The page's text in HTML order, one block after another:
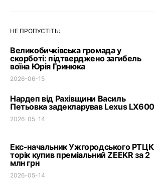
НЕ ПРОПУСТІТЬ:
Великобичківська громада у
скорботі: підтверджено загибель
воїна Юрія Гринюка
2026-06-15
Нардеп від Рахівщини Василь
Петьовка задекларував Lexus LX600
2026-05-14
Екс-начальник Ужгородського РТЦК
торік купив преміальний ZEEKR за 2
млн грн
2026-05-14